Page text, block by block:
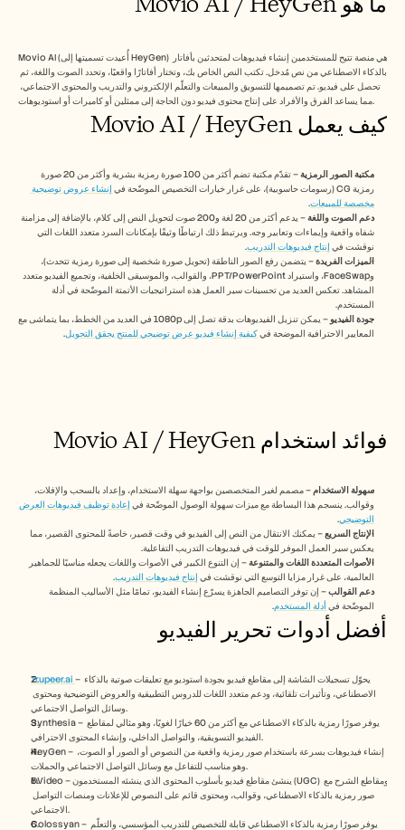
Movio AI (أُعيدت تسميتها إلى HeyGen) هي منصة تتيح للمستخدمين إنشاء فيديوهات لمتحدثين بأفاتار
مما يساعد الفرق والأفراد على إنتاج محتوى فيديو دون الحاجة إلى ممثلين أو كاميرات أو استوديوهات.
كيف يعمل Movio AI / HeyGen
مكتبة الصور الرمزية
رمزية CG (رسومات حاسوبية)، على غرار خيارات التخصيص الموضّحة في
مخصصة للمبيعات.
دعم الصوت واللغة
نوقشت في إنتاج فيديوهات التدريب.
الميزات الفريدة
المستخدم.
جودة الفيديو
المعايير الاحترافية الموضحة في كيفية إنشاء فيديو عرض توضيحي للمنتج يحقق التحويل.
فوائد استخدام Movio AI / HeyGen
سهولة الاستخدام
وقوالب. ينسجم هذا البساطة مع ميزات سهولة الوصول الموضّحة في
التوضيحي.
الإنتاج السريع
يعكس سير العمل الموفر للوقت في فيديوهات التدريب التفاعلية.
الأصوات المتعددة اللغات والمتنوعة
العالمية، على غرار مزايا التوسع التي نوقشت في إنتاج فيديوهات التدريب.
دعم القوالب
الموضّحة في أدلة المستخدم.
أفضل أدوات تحرير الفيديو
Trupeer.ai – يحوّل تسجيلات الشاشة إلى مقاطع فيديو بجودة استوديو مع تعليقات صوتية بالذكاء
وسائل التواصل الاجتماعي.
Synthesia – يوفر صورًا رمزية بالذكاء الاصطناعي مع أكثر من 60 خيارًا لغويًا، وهو مثالي لمقاطع
الفيديو التسويقية، والتواصل الداخلي، وإنشاء المحتوى الاحترافي.
HeyGen – إنشاء فيديوهات بسرعة باستخدام صور رمزية واقعية من النصوص أو الصور أو الصوت،
وهو مناسب للتفاعل مع وسائل التواصل الاجتماعي والحملات.
InVideo – ينشئ مقاطع فيديو بأسلوب المحتوى الذي ينشئه المستخدمون (UGC) ومقاطع الشرح مع
الاجتماعي.
Colossyan – يوفر صورًا رمزية بالذكاء الاصطناعي قابلة للتخصيص للتدريب المؤسسي، والتعلّم
قصص العملاء
مركز المساعدة
الأسئلة الشائعة
Partner Program
حالات الاستخدام
إدارة التغيير
تمكين المبيعات
ما قبل البيع
تسويق المنتجات
التدريب
See more
احجز عرضًا توضيحيًا
ابدأ التجربة المجانية